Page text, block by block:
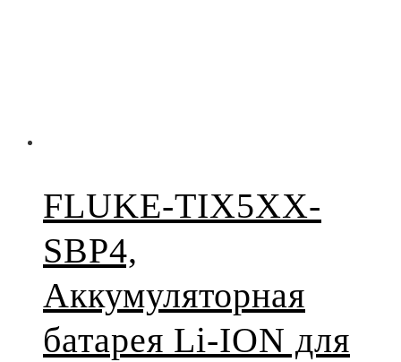
FLUKE-TIX5XX-
SBP4,
Аккумуляторная
батарея Li-ION для